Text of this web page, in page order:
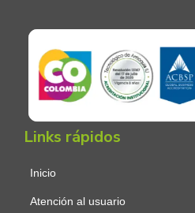
Links rápidos
Inicio
Atención al usuario